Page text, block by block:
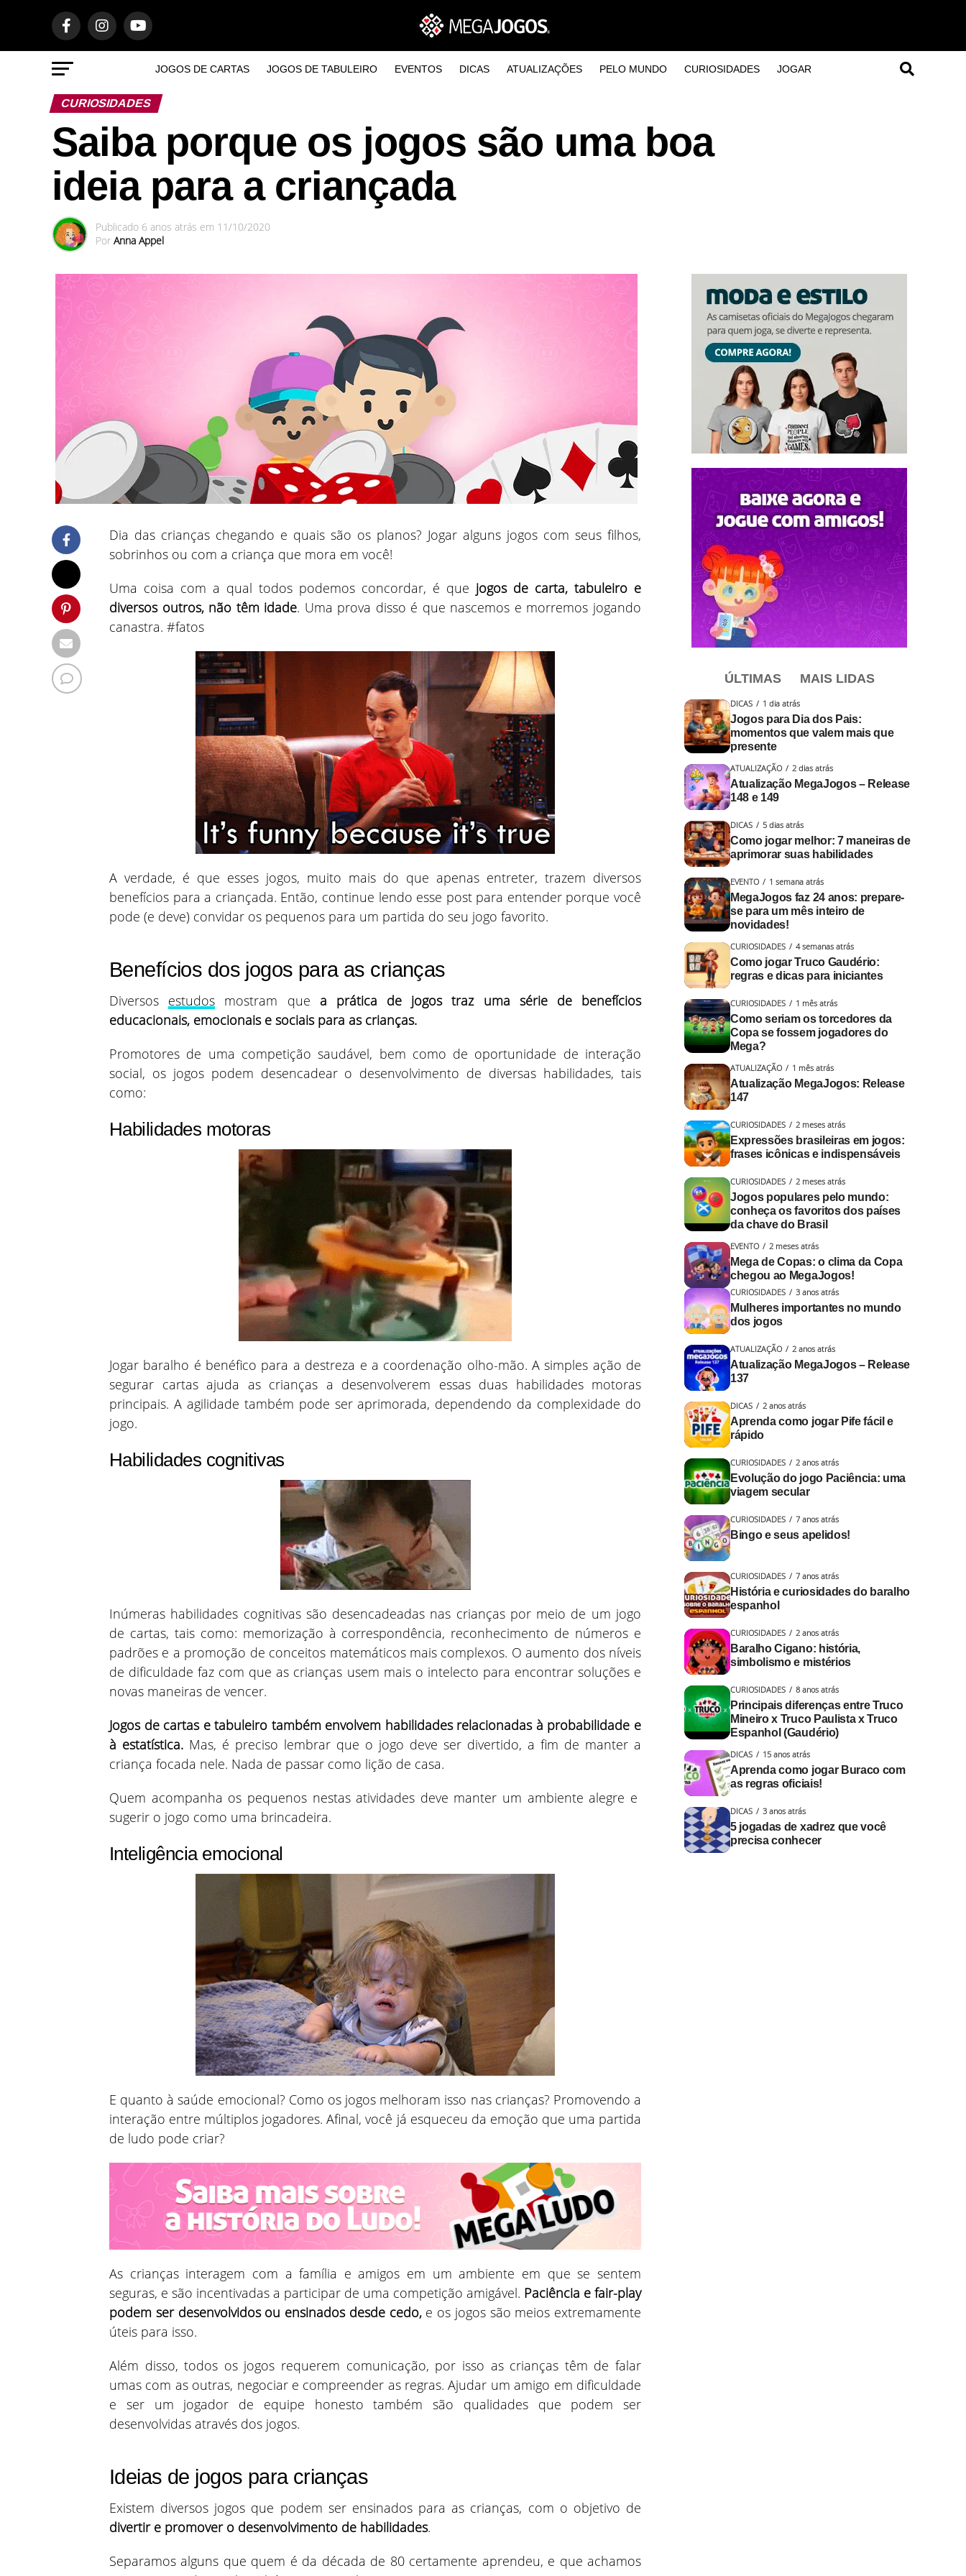
JOGOS DE CARTAS JOGOS DE TABULEIRO EVENTOS DICAS ATUALIZAÇÕES PELO MUNDO CURIOSIDADES JOGAR
CURIOSIDADES
Saiba porque os jogos são uma boa
ideia para a criançada
Publicado 6 anos atrás em 11/10/2020
Por Anna Appel
Dia das crianças chegando e quais são os planos? Jogar alguns jogos com seus filhos,
sobrinhos ou com a criança que mora em você!
Uma coisa com a qual todos podemos concordar, é que jogos de carta, tabuleiro e
diversos outros, não têm idade. Uma prova disso é que nascemos e morremos jogando
canastra. #fatos
A verdade, é que esses jogos, muito mais do que apenas entreter, trazem diversos
benefícios para a criançada. Então, continue lendo esse post para entender porque você
pode (e deve) convidar os pequenos para um partida do seu jogo favorito.
Benefícios dos jogos para as crianças
Diversos estudos mostram que a prática de jogos traz uma série de benefícios
educacionais, emocionais e sociais para as crianças.
Promotores de uma competição saudável, bem como de oportunidade de interação
social, os jogos podem desencadear o desenvolvimento de diversas habilidades, tais
como:
Habilidades motoras
Jogar baralho é benéfico para a destreza e a coordenação olho-mão. A simples ação de
segurar cartas ajuda as crianças a desenvolverem essas duas habilidades motoras
principais. A agilidade também pode ser aprimorada, dependendo da complexidade do
jogo.
Habilidades cognitivas
Inúmeras habilidades cognitivas são desencadeadas nas crianças por meio de um jogo
de cartas, tais como: memorização à correspondência, reconhecimento de números e
padrões e a promoção de conceitos matemáticos mais complexos. O aumento dos níveis
de dificuldade faz com que as crianças usem mais o intelecto para encontrar soluções e
novas maneiras de vencer.
Jogos de cartas e tabuleiro também envolvem habilidades relacionadas à probabilidade e
à estatística. Mas, é preciso lembrar que o jogo deve ser divertido, a fim de manter a
criança focada nele. Nada de passar como lição de casa.
Quem acompanha os pequenos nestas atividades deve manter um ambiente alegre e
sugerir o jogo como uma brincadeira.
Inteligência emocional
E quanto à saúde emocional? Como os jogos melhoram isso nas crianças? Promovendo a
interação entre múltiplos jogadores. Afinal, você já esqueceu da emoção que uma partida
de ludo pode criar?
As crianças interagem com a família e amigos em um ambiente em que se sentem
seguras, e são incentivadas a participar de uma competição amigável. Paciência e fair-play
podem ser desenvolvidos ou ensinados desde cedo,e os jogos são meios extremamente
úteis para isso.
Além disso, todos os jogos requerem comunicação, por isso as crianças têm de falar
umas com as outras, negociar e compreender as regras. Ajudar um amigo em dificuldade
e ser um jogador de equipe honesto também são qualidades que podem ser
desenvolvidas através dos jogos.
Ideias de jogos para crianças
Existem diversos jogos que podem ser ensinados para as crianças, com o objetivo de
divertir e promover o desenvolvimento de habilidades.
Separamos alguns que quem é da década de 80 certamente aprendeu, e que achamos
ÚLTIMAS MAIS LIDAS
DICAS 1 dia atrás
Jogos para Dia dos Pais:
momentos que valem mais que
presente
ATUALIZAÇÃO 2 dias atrás
Atualização MegaJogos – Release
148 e 149
DICAS 5 dias atrás
Como jogar melhor: 7 maneiras de
aprimorar suas habilidades
EVENTO 1 semana atrás
MegaJogos faz 24 anos: prepare-
se para um mês inteiro de
novidades!
CURIOSIDADES 4 semanas atrás
Como jogar Truco Gaudério:
regras e dicas para iniciantes
CURIOSIDADES 1 mês atrás
Como seriam os torcedores da
Copa se fossem jogadores do
Mega?
ATUALIZAÇÃO 1 mês atrás
Atualização MegaJogos: Release
147
CURIOSIDADES 2 meses atrás
Expressões brasileiras em jogos:
frases icônicas e indispensáveis
CURIOSIDADES 2 meses atrás
Jogos populares pelo mundo:
conheça os favoritos dos países
da chave do Brasil
EVENTO 2 meses atrás
Mega de Copas: o clima da Copa
chegou ao MegaJogos!
CURIOSIDADES 3 anos atrás
Mulheres importantes no mundo
dos jogos
ATUALIZAÇÃO 2 anos atrás
Atualização MegaJogos – Release
137
DICAS 2 anos atrás
Aprenda como jogar Pife fácil e
rápido
CURIOSIDADES 2 anos atrás
Evolução do jogo Paciência: uma
viagem secular
CURIOSIDADES 7 anos atrás
Bingo e seus apelidos!
CURIOSIDADES 7 anos atrás
História e curiosidades do baralho
espanhol
CURIOSIDADES 2 anos atrás
Baralho Cigano: história,
simbolismo e mistérios
CURIOSIDADES 8 anos atrás
Principais diferenças entre Truco
Mineiro x Truco Paulista x Truco
Espanhol (Gaudério)
DICAS 15 anos atrás
Aprenda como jogar Buraco com
as regras oficiais!
DICAS 3 anos atrás
5 jogadas de xadrez que você
precisa conhecer